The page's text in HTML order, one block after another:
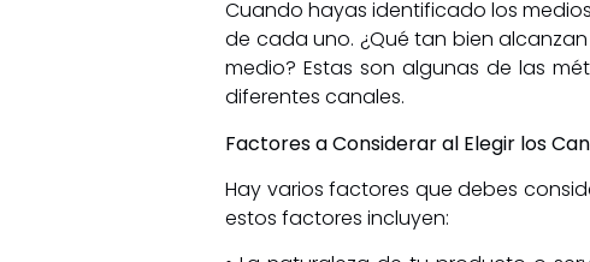
Cuando hayas identificado los
de cada uno. ¿Qué tan bien
medio? Estas son algunas de las
diferentes canales.
Factores a Considerar al Elegir los
Hay varios factores que debes
estos factores incluyen: